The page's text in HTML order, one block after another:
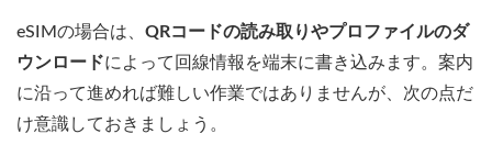
eSIMの場合は、 QRコードの読み取りやプロファイルのダ
ウンロードによって回線情報を端末に書き込みます。案内
に沿って進めれば難しい作業ではありませんが、次の点だ
け意識しておきましょう。